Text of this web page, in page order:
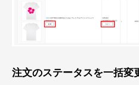
注文のステータスを一括変